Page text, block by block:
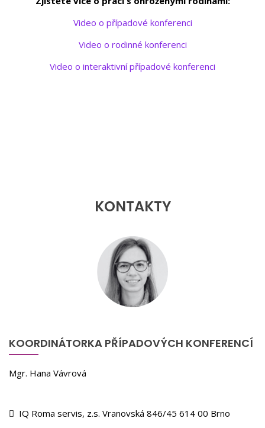
Video o případové konferenci
Video o rodinné konferenci
Video o interaktivní případové konferenci
KONTAKTY
KOORDINÁTORKA PŘÍPADOVÝCH KONFERENCÍ
Mgr. Hana Vávrová
IQ Roma servis, z.s. Vranovská 846/45 614 00 Brno